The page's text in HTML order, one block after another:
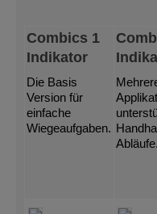
Combics 1
Indikator
Die Basis
Version für
einfache
Wiegeaufgaben.
Abläufe.